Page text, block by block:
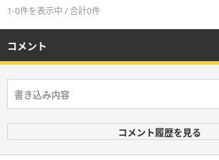
1-0件を表示中 / 合計0件
コメント
コメント履歴を見る